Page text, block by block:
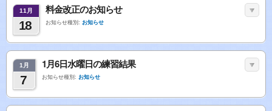
11月
18
料金改正のお知らせ
お知らせ種別: お知らせ
1月
7
1月6日水曜日の練習結果
お知らせ種別: お知らせ